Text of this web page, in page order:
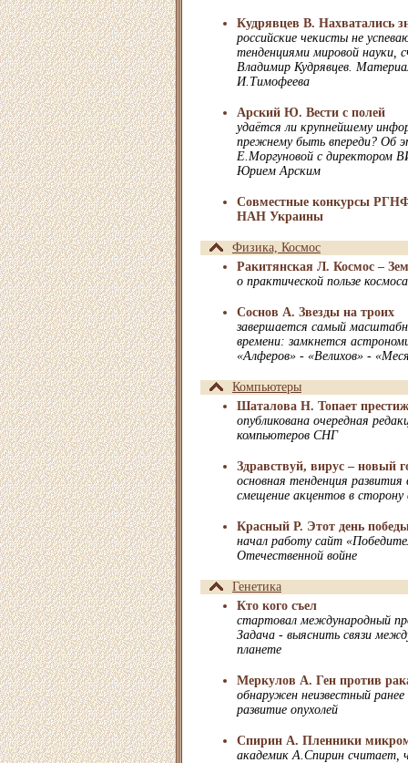
Кудрявцев В. Нахватались
российские чекисты не
тенденциями мировой науки,
Владимир Кудрявцев.
И.Тимофеева
Арский Ю. Вести с полей
удаётся ли крупнейшему
прежнему быть впереди? Об
Е.Моргуновой с директором
Юрием Арским
Совместные конкурсы
НАН Украины
Физика, Космос
Ракитянская Л. Космос –
о практической пользе космоса
Соснов А. Звезды на троих
завершается самый
времени: замкнется
«Алферов» - «Велихов» -
Компьютеры
Шаталова Н. Топает престиж
опубликована очередная
компьютеров СНГ
Здравствуй, вирус – новый
основная тенденция
смещение акцентов в сторону
Красный Р. Этот день
начал работу сайт
Отечественной войне
Генетика
Кто кого съел
стартовал международный
Задача - выяснить связи
планете
Меркулов А. Ген против
обнаружен неизвестный
развитие опухолей
Спирин А. Пленники
академик А.Спирин считает,